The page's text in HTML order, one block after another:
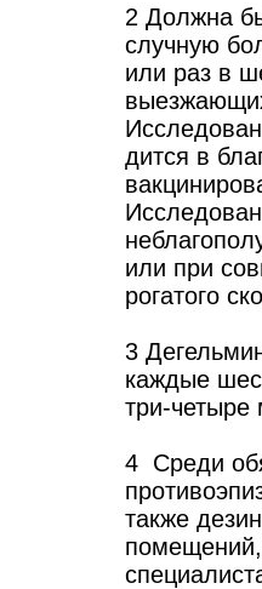
2 Должна
случную
или раз в
дится в
или при
рогатого
3
каждые
три-
4 Среди
также
помещений,